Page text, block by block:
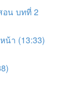
อน บทที่ 2
น้า (13:33)